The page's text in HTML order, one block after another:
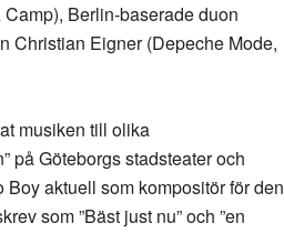
Berlin-baserade duon
Christian Eigner (Depeche Mode,
musiken till olika
på Göteborgs stadsteater och
Boy aktuell som kompositör för den
som ”Bäst just nu” och ”en